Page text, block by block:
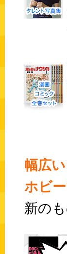
幅広
ホビ
新の